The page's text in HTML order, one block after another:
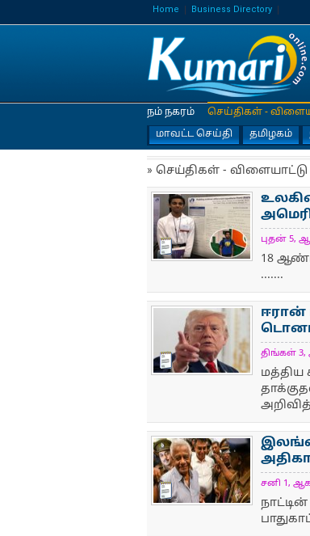
Home Business Directory
நம் நகரம்
செய்திகள் -
மாவட்ட செய்தி
தமிழகம்
» செய்திகள் -
NewsIcon புதன் 5,
18
.......
NewsIcon
ஈரான்
திங்கள் 3,
மத்திய
NewsIcon சனி 1,